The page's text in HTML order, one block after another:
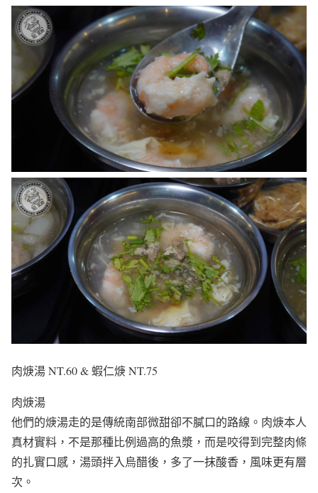
肉焿湯 NT.60 & 蝦仁焿 NT.75
肉焿湯
他們的焿湯走的是傳統南部微甜卻不膩口的路線。肉焿本人
真材實料，不是那種比例過高的魚漿，而是咬得到完整肉條
的扎實口感，湯頭拌入烏醋後，多了一抹酸香，風味更有層
次。